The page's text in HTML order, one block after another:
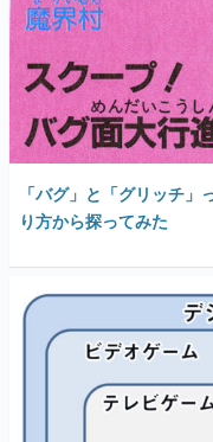
「バグ」と「グリッチ
り方から探ってみた